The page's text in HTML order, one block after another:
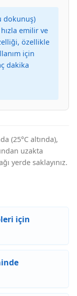
dokunuş)
emilir ve
özellikle
için
dakika
(25°C altında),
uzakta
yerde saklayınız.
için